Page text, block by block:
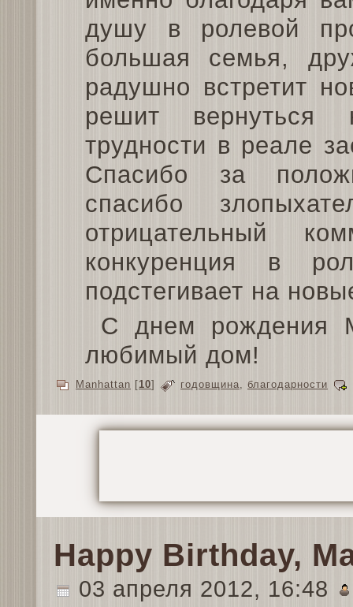
душу в ролевой
большая семья,
радушно встретит
решит вернуться
трудности в реале
Спасибо за
спасибо
отрицательный
конкуренция в
подстегивает на
С днем рождения
любимый дом!
Manhattan [10] годовщина, благодарности
Happy Birthday,
03 апреля 2012, 16:48